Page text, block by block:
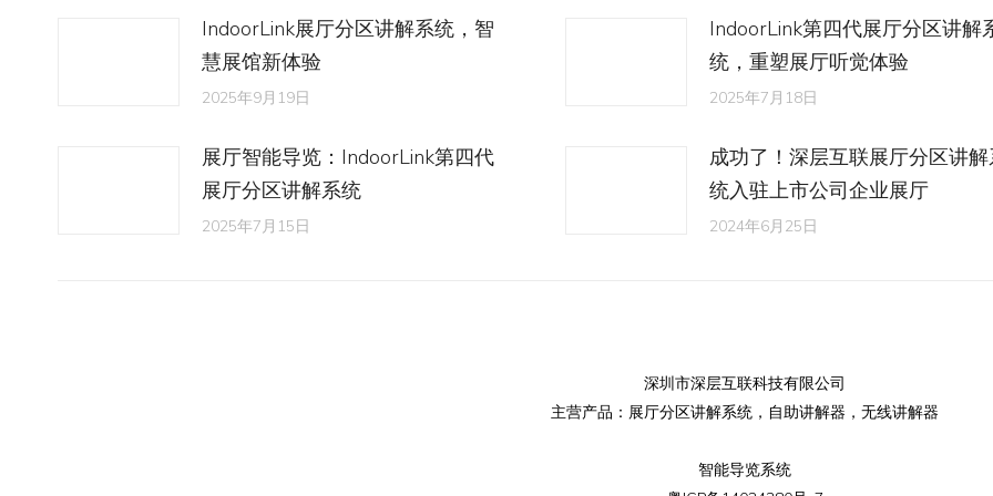
IndoorLink展厅分区讲解系统，智
慧展馆新体验
2025年9月19日
IndoorLink第四代展厅分区讲解
统，重塑展厅听觉体验
2025年7月18日
展厅智能导览：IndoorLink第四代
展厅分区讲解系统
2025年7月15日
成功了！深层互联展厅分区讲解
统入驻上市公司企业展厅
2024年6月25日
深圳市深层互联科技有限公司
主营产品： 展厅分区讲解系统 ， 自助讲解器 ， 无线讲解器
智能导览系统